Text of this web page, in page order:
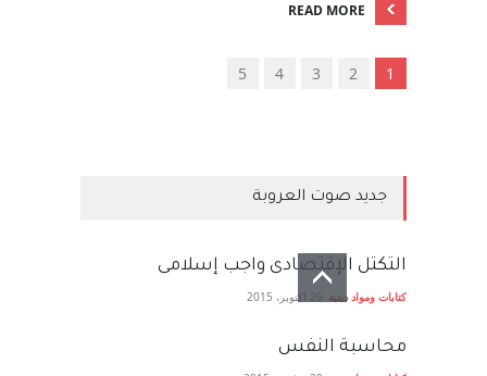
READ MORE
1
2
3
4
5
جديد صوت العروبة
التكتل الإقتصادى واجب إسلامى
كتابات ومواد دينية 26 أكتوبر، 2015
محاسبة النفس